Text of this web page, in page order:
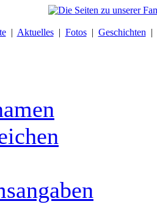
| Aktuelles| Fotos| Geschichten |